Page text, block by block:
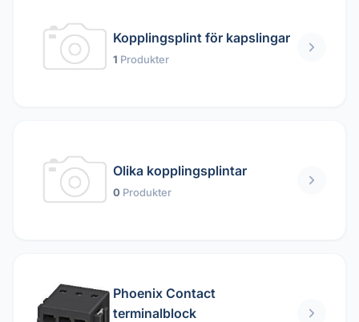
Kopplingsplint för kapslingar
1 Produkter
Olika kopplingsplintar
0 Produkter
Phoenix Contact
terminalblock